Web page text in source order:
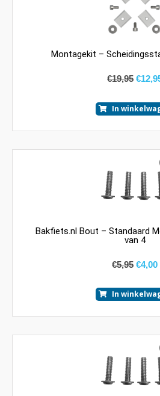
Montagekit –
€19,95 €
In
Bakfiets.nl Bout – Standaard
van 4
€5,95 €4,00
In